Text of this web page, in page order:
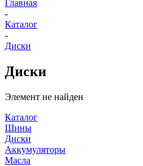
Главная
-
Каталог
-
Диски
Диски
Элемент не найден
Каталог
Шины
Диски
Аккумуляторы
Масла